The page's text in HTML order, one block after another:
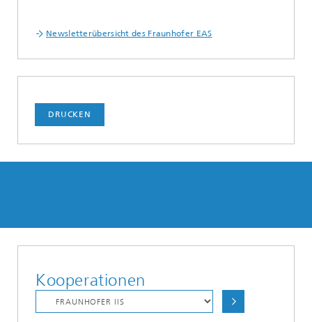
Newsletterübersicht des Fraunhofer EAS
DRUCKEN
Kooperationen